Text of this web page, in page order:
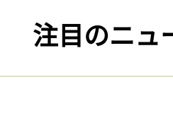
注目のニュ